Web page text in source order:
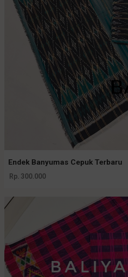
Endek Banyumas Cepuk Terbaru
Rp. 300.000